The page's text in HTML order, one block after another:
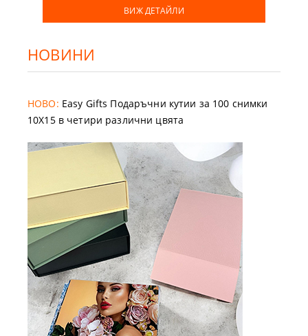
ВИЖ ДЕТАЙЛИ
НОВИНИ
НОВО: Easy Gifts Подаръчни кутии за 100 снимки
10X15 в четири различни цвята